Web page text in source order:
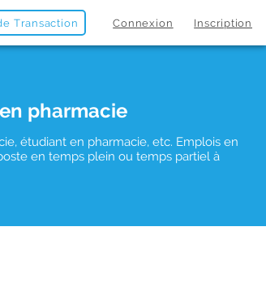
Transaction Connexion Inscription
pharmacie
étudiant en pharmacie, etc. Emplois en
en temps plein ou temps partiel à